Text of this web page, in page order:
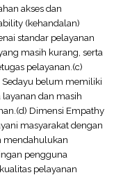
akses dan
(kehandalan)
standar pelayanan
masih kurang, serta
pelayanan.(c)
Sedayu belum memiliki
dan masih
Dimensi Empathy
masyarakat dengan
mendahulukan
pengguna
pelayanan